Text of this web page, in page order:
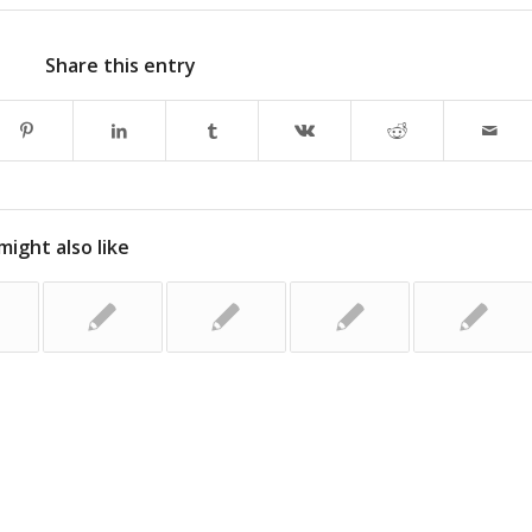
Share this entry
also like